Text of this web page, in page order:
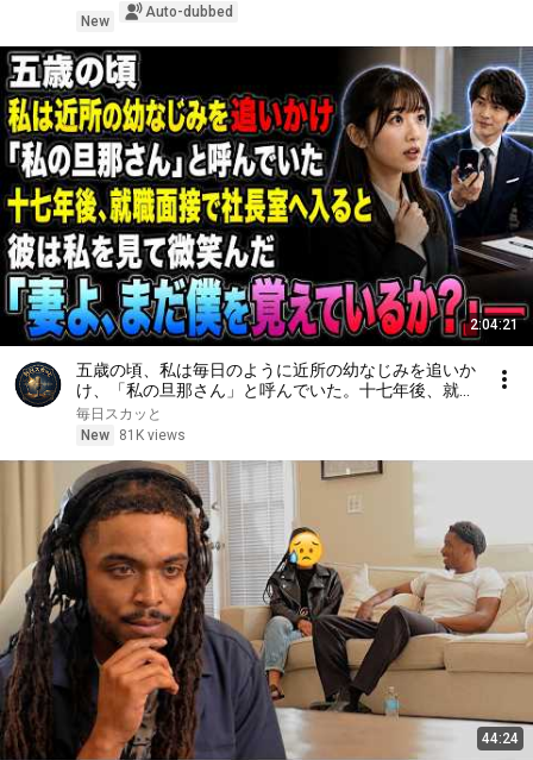
New
Auto-dubbed
2:04:21
五歳の頃、私は毎日のように近所の幼なじみを追いか
け、「私の旦那さん」と呼んでいた。十七年後、就職
面接で社長室へ入ると、彼は私を見て微笑んだ。「妻
よ、まだ僕を覚えているか？」――
毎日スカッと
New
81K views
44:24